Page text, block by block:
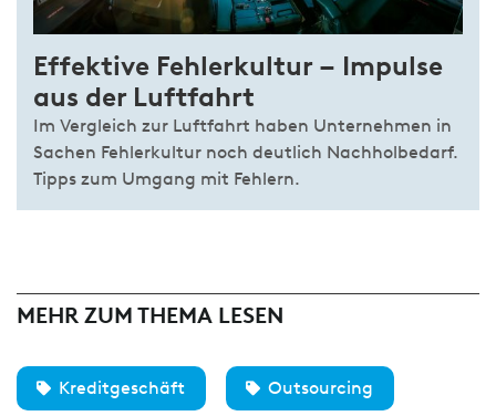
Effektive Fehlerkultur – Impulse
aus der Luftfahrt
Im Vergleich zur Luftfahrt haben Unternehmen in
Sachen Fehlerkultur noch deutlich Nachholbedarf.
Tipps zum Umgang mit Fehlern.
MEHR ZUM THEMA LESEN
Kreditgeschäft Outsourcing